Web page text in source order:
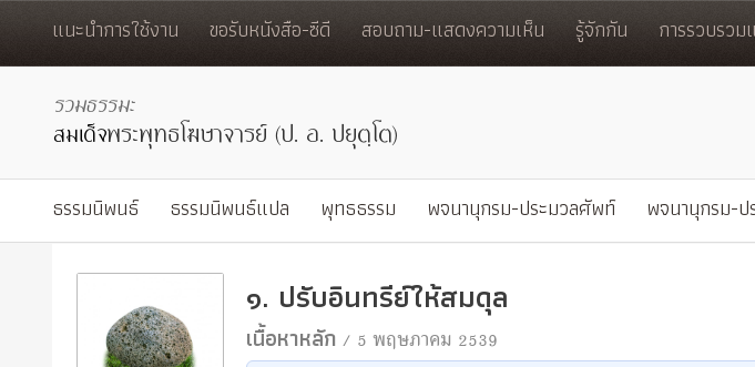
แนะนำการใช้งาน ขอรับหนังสือ-ซีดี สอบถาม-แสดงความเห็น รู้จักกัน การรวบรวม
ธรรมนิพนธ์ ธรรมนิพนธ์แปล พุทธธรรม พจนานุกรม-ประมวลศัพท์ พจนานุกรม-ป
๑. ปรับอินทรีย์ให้สมดุล
เนื้อหาหลัก/ 5 พฤษภาคม 2539